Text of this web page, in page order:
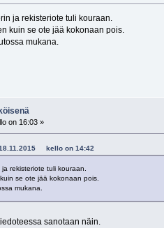
ja rekisteriote tuli kouraan.
kuin se ote jää kokonaan pois.
mukana.
on 16:03 »
18.11.2015 kello on 14:42
rekisteriote tuli kouraan.
se ote jää kokonaan pois.
mukana.
sanotaan näin.